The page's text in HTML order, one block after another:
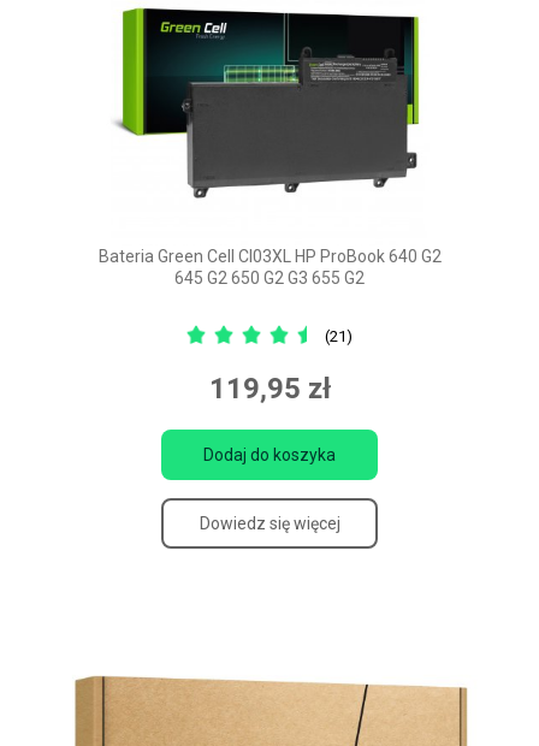
Bateria Green Cell CI03XL HP ProBook 640 G2
645 G2 650 G2 G3 655 G2
(21)
119,95 zł
Dodaj do koszyka
Dowiedz się więcej